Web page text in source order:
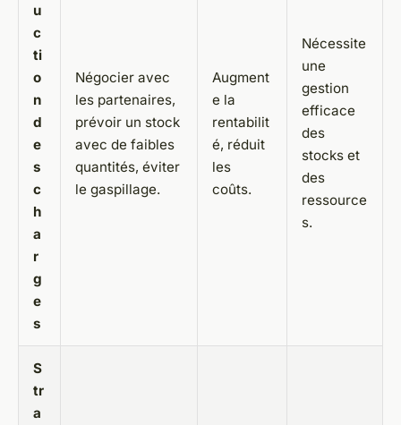
u
c
ti
o
n
d
e
s
c
h
a
r
g
e
s
Négocier avec
les partenaires,
prévoir un stock
avec de faibles
quantités, éviter
le gaspillage.
Augment
e la
rentabilit
é, réduit
les
coûts.
Nécessite
une
gestion
efficace
des
stocks et
des
ressource
s.
S
tr
a